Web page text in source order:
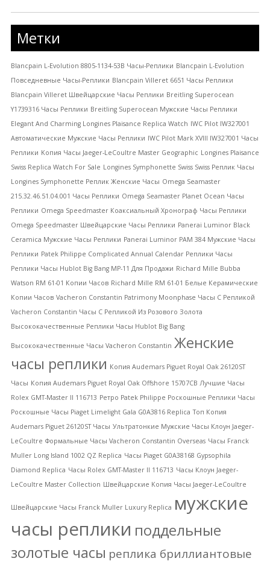
Метки
Blancpain L-Evolution 8805-1134-53B Часы-Pеплики Blancpain L-Evolution
Повседневные Часы-Pеплики Blancpain Villeret 6651 Часы Реплики
Blancpain Villeret Швейцарские Часы Реплики Breitling Superocean
Y1739316 Часы Реплики Breitling Superocean Мужские Часы Реплики
Elegant And Charming Longines Plaisance Replica Watch IWC Pilot IW327001
Автоматические Мужские Часы Реплики IWC Pilot Mark XVIII IW327001 Часы
Реплики Kопия Часы Jaeger-LeCoultre Master Geographic Longines Plaisance
Swiss Replica Watch For Sale Longines Symphonette Swiss Swiss Реплик Часы
Longines Symphonette Реплик Женские Часы Omega Seamaster
215.32.46.51.04.001 Часы Реплики Omega Seamaster Planet Ocean Часы
Реплики Omega Speedmaster Коаксиальный Хронограф Часы Реплики
Omega Speedmaster Швейцарские Часы Реплики Panerai Luminor Black
Ceramica Мужские Часы Реплики Panerai Luminor PAM 384 Мужские Часы
Реплики Patek Philippe Complicated Annual Calendar Реплики Часы
Pеплики Часы Hublot Big Bang MP-11 Для Продажи Richard Mille Bubba
Watson RM 61-01 Копии Часов Richard Mille RM 61-01 Белые Керамические
Копии Часов Vacheron Constantin Patrimony Moonphase Часы С Репликой
Vacheron Constantin Часы С Репликой Из Розового Золота
Высококачественные Pеплики Часы Hublot Big Bang
Высококачественные Часы Vacheron Constantin Женские
часы реплики Копия Audemars Piguet Royal Oak 26120ST
Часы Копия Audemars Piguet Royal Oak Offshore 15707CB Лучшие Часы
Rolex GMT-Master II 116713 Ретро Patek Philippe Роскошные Реплики Часы
Роскошные Часы Piaget Limelight Gala G0A3816 Replica Топ Копия
Audemars Piguet 26120ST Часы Ультратонкие Мужские Часы Клоун Jaeger-
LeCoultre Формальные Часы Vacheron Constantin Overseas Часы Franck
Muller Long Island 1002 QZ Replica Часы Piaget G0A38168 Gypsophila
Diamond Replica Часы Rolex GMT-Master II 116713 Часы Клоун Jaeger-
LeCoultre Master Collection Швейцарские Kопия Часы Jaeger-LeCoultre
Швейцарские Часы Franck Muller Luxury Replica мужские
часы реплики поддельные
золотые часы реплика бриллиантовые